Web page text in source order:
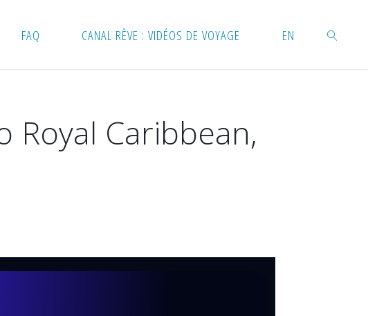
FAQ CANAL RÊVE : VIDÉOS DE VOYAGE EN
Caribbean,